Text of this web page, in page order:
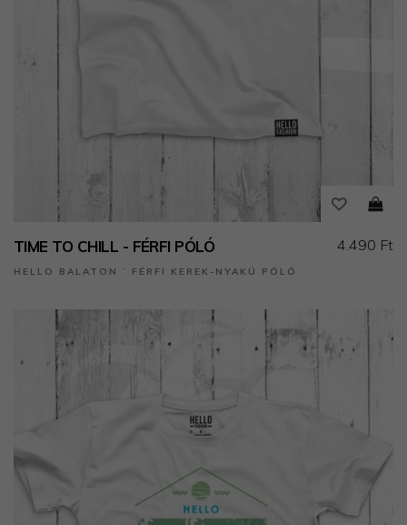
TIME TO CHILL - FÉRFI PÓLÓ
HELLO BALATON ˙ FÉRFI KEREK-NYAKÚ PÓLÓ
4.490 Ft